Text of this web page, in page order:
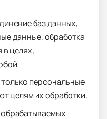
баз данных,
данные, обработка
в целях,
персональные
целям их обработки.